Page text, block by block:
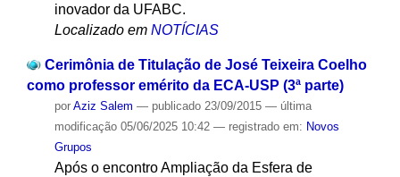
inovador da UFABC.
Localizado em NOTÍCIAS
Cerimônia de Titulação de José Teixeira Coelho
como professor emérito da ECA-USP (3ª parte)
por Aziz Salem — publicado23/09/2015 — última
modificação05/06/2025 10:42 — registrado em: Novos
Grupos
Após o encontro Ampliação da Esfera de